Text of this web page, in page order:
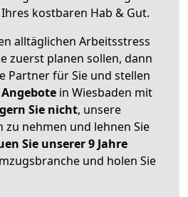
kostbaren Hab & Gut.
alltäglichen Arbeitsstress
zuerst planen sollen, dann
Partner für Sie und stellen
in Wiesbaden mit
Sie nicht, unsere
zu nehmen und lehnen Sie
Sie unserer 9 Jahre
und holen Sie